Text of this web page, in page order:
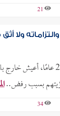
21
ولا
السلام عليكم. أنا شاب أبلغ 26
بسبب رفض..
34